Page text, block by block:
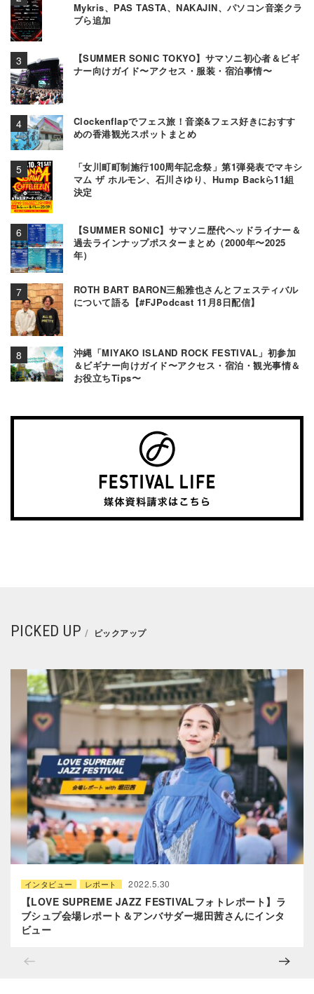
Mykris、PAS TASTA、NAKAJIN、パソコン音楽クラ
ブら追加
【SUMMER SONIC TOKYO】サマソニ初心者＆ビギ
ナー向けガイド〜アクセス・服装・宿泊事情〜
Clockenflapでフェス旅！音楽&フェス好きにおすす
めの香港観光スポットまとめ
「女川町町制施行100周年記念祭」第1弾発表でマキシ
マム ザ ホルモン、石川さゆり、Hump Backら11組
決定
【SUMMER SONIC】サマソニ歴代ヘッドライナー＆
過去ラインナップポスターまとめ（2000年〜2025
年）
ROTH BART BARON三船雅也さんとフェスティバル
について語る【#FJPodcast 11月8日配信】
沖縄「MIYAKO ISLAND ROCK FESTIVAL」初参加
＆ビギナー向けガイド〜アクセス・宿泊・観光事情＆
お役立ちTips〜
PICKED UP ピックアップ
インタビュー レポート 2022.5.30
【LOVE SUPREME JAZZ FESTIVALフォトレポート】ラ
ブシュプ会場レポート＆アンバサダー堀田茜さんにインタ
ビュー